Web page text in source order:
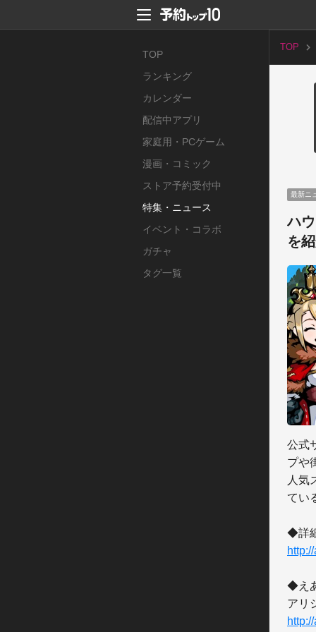
TOP
ランキング
カレンダー
配信中アプリ
家庭用・PCゲーム
漫画・コミック
ストア予約受付中
特集・ニュース
イベント・コラボ
ガチャ
タグ一覧
TOP
最新ニ
ハ
を
公式
プや
人気
てい
◆え